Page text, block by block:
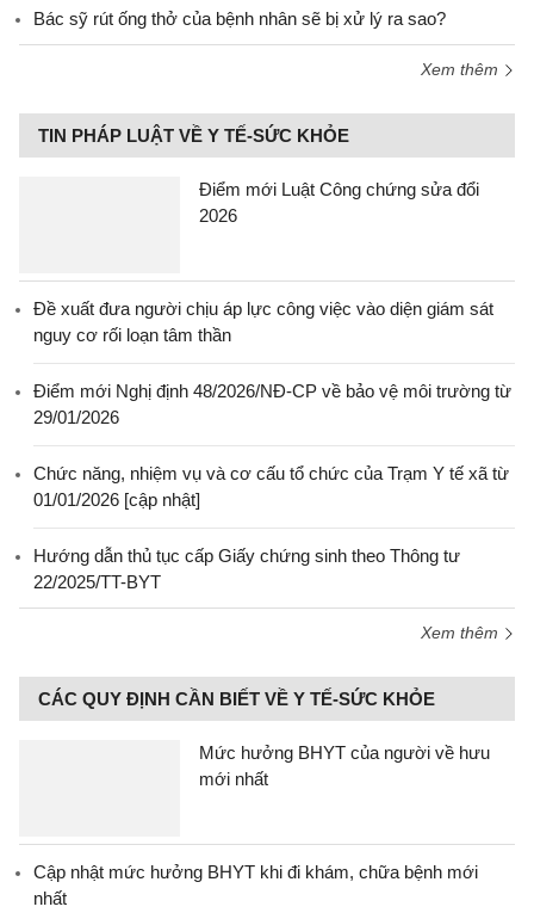
Bác sỹ rút ống thở của bệnh nhân sẽ bị xử lý ra sao?
Xem thêm
TIN PHÁP LUẬT VỀ Y TẾ-SỨC KHỎE
Điểm mới Luật Công chứng sửa đổi
2026
Đề xuất đưa người chịu áp lực công việc vào diện giám sát
nguy cơ rối loạn tâm thần
Điểm mới Nghị định 48/2026/NĐ-CP về bảo vệ môi trường từ
29/01/2026
Chức năng, nhiệm vụ và cơ cấu tổ chức của Trạm Y tế xã từ
01/01/2026 [cập nhật]
Hướng dẫn thủ tục cấp Giấy chứng sinh theo Thông tư
22/2025/TT-BYT
Xem thêm
CÁC QUY ĐỊNH CẦN BIẾT VỀ Y TẾ-SỨC KHỎE
Mức hưởng BHYT của người về hưu
mới nhất
Cập nhật mức hưởng BHYT khi đi khám, chữa bệnh mới
nhất